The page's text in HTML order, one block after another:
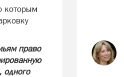
которым
право
одного